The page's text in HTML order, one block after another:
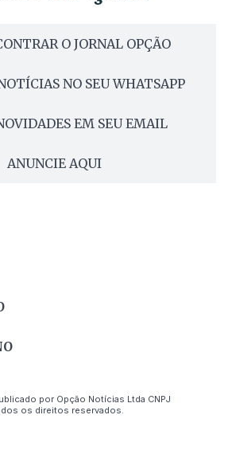
O JORNAL OPÇÃO
NO SEU WHATSAPP
EM SEU EMAIL
ANUNCIE AQUI
por Opção Notícias Ltda CNPJ
os direitos reservados.